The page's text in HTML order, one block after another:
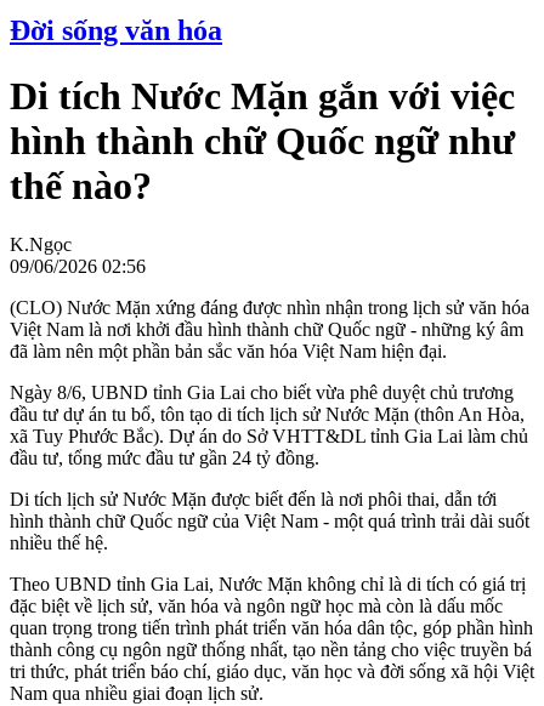
Đời sống văn hóa
Di tích Nước Mặn gắn với việc
hình thành chữ Quốc ngữ như
thế nào?
K.Ngọc
09/06/2026 02:56
(CLO) Nước Mặn xứng đáng được nhìn nhận trong lịch sử văn hóa
Việt Nam là nơi khởi đầu hình thành chữ Quốc ngữ - những ký âm
đã làm nên một phần bản sắc văn hóa Việt Nam hiện đại.
Ngày 8/6, UBND tỉnh Gia Lai cho biết vừa phê duyệt chủ trương
đầu tư dự án tu bổ, tôn tạo di tích lịch sử Nước Mặn (thôn An Hòa,
xã Tuy Phước Bắc). Dự án do Sở VHTT&DL tỉnh Gia Lai làm chủ
đầu tư, tổng mức đầu tư gần 24 tỷ đồng.
Di tích lịch sử Nước Mặn được biết đến là nơi phôi thai, dẫn tới
hình thành chữ Quốc ngữ của Việt Nam - một quá trình trải dài suốt
nhiều thế hệ.
Theo UBND tỉnh Gia Lai, Nước Mặn không chỉ là di tích có giá trị
đặc biệt về lịch sử, văn hóa và ngôn ngữ học mà còn là dấu mốc
quan trọng trong tiến trình phát triển văn hóa dân tộc, góp phần hình
thành công cụ ngôn ngữ thống nhất, tạo nền tảng cho việc truyền bá
tri thức, phát triển báo chí, giáo dục, văn học và đời sống xã hội Việt
Nam qua nhiều giai đoạn lịch sử.